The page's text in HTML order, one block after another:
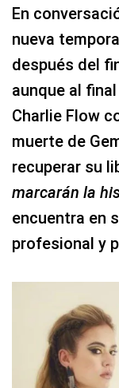
En
nueva
después del
aunque al
Charlie Flow
muerte de
recuperar su
marcarán la
encuentra en
profesional y